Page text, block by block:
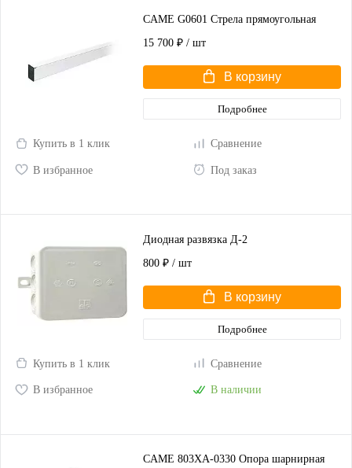
CAME G0601 Стрела прямоугольная
15 700 ₽ / шт
В корзину
Подробнее
Купить в 1 клик Сравнение
В избранное Под заказ
Диодная развязка Д-2
800 ₽ / шт
В корзину
Подробнее
Купить в 1 клик Сравнение
В избранное В наличии
CAME 803XA-0330 Опора шарнирная